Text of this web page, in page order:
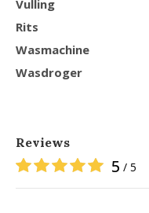
Vulling
Rits
Wasmachine
Wasdroger
Reviews
5 / 5